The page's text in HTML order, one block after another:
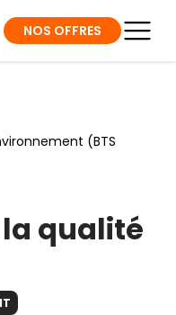
NOS OFFRES
(BTS
la qualité